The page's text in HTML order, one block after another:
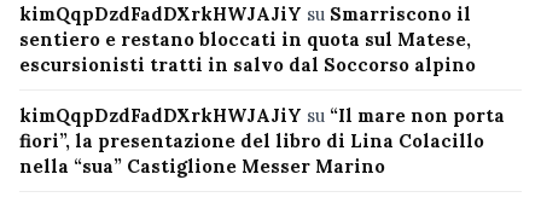
kimQqpDzdFadDXrkHWJAJiY su Smarriscono il
sentiero e restano bloccati in quota sul Matese,
escursionisti tratti in salvo dal Soccorso alpino
kimQqpDzdFadDXrkHWJAJiY su “Il mare non porta
fiori”, la presentazione del libro di Lina Colacillo
nella “sua” Castiglione Messer Marino